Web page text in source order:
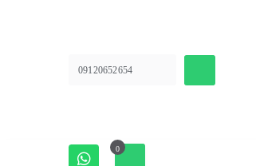
09120652654
0